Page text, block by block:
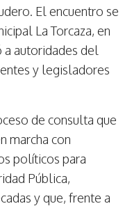
El encuentro se
La Torcaza, en
a autoridades del
y legisladores
de consulta que
marcha con
políticos para
Pública,
y que, frente a